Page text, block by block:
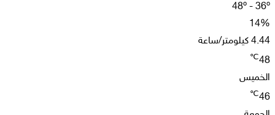
48º - 36º
14%
4.44 كيلومتر/ساعة
48
℃
الخميس
46
℃